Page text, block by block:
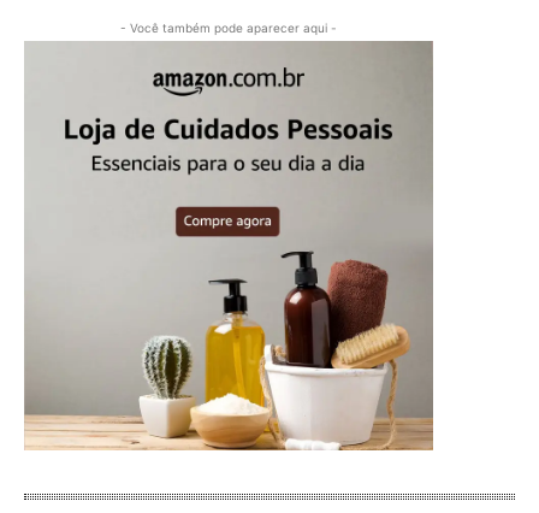
- Você também pode aparecer aqui -